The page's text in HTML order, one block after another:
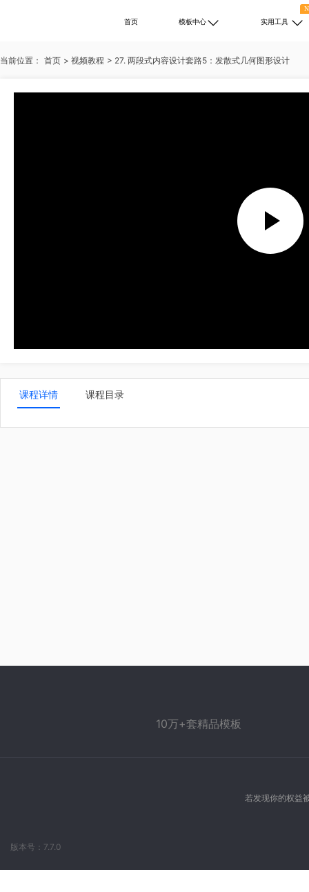
首页 模板中心
实用工具
当前位置： 首页 > 视频教程 > 27. 两段式内容设计套路5：发散式几何图形设计
课程详情 课程目录
10万+套精品模板
版本号：7.7.0
若发现你的权益